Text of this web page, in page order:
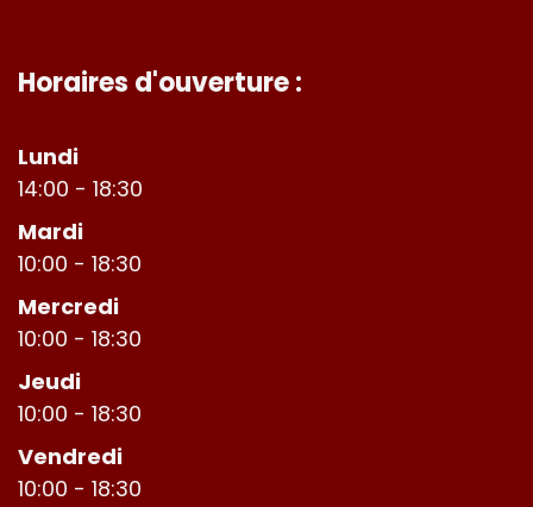
Horaires d'ouverture :
Lundi
14:00 - 18:30
Mardi
10:00 - 18:30
Mercredi
10:00 - 18:30
Jeudi
10:00 - 18:30
Vendredi
10:00 - 18:30